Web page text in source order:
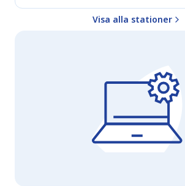
Visa alla stationer